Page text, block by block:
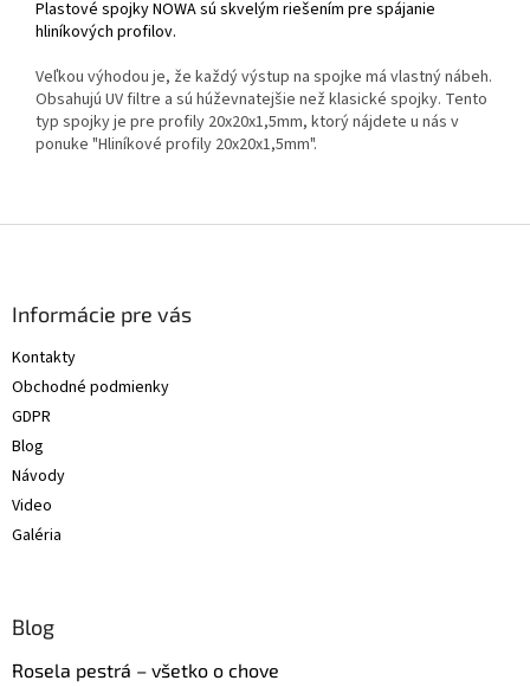
Plastové spojky NOWA sú skvelým riešením pre spájanie
hliníkových profilov.
Veľkou výhodou je, že každý výstup na spojke má vlastný nábeh.
Obsahujú UV filtre a sú húževnatejšie než klasické spojky. Tento
typ spojky je pre profily 20x20x1,5mm, ktorý nájdete u nás v
ponuke "Hliníkové profily 20x20x1,5mm".
Informácie pre vás
Kontakty
Obchodné podmienky
GDPR
Blog
Návody
Video
Galéria
Blog
Rosela pestrá – všetko o chove